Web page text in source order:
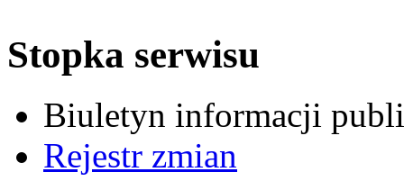
Stopka serwisu
Biuletyn informacji
Rejestr zmian